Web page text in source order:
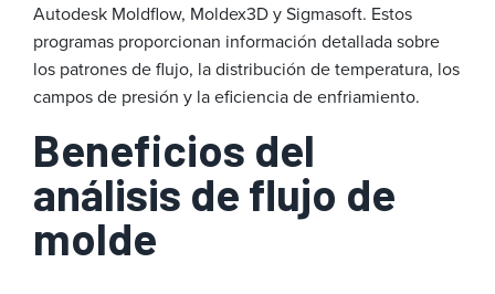
Autodesk Moldflow, Moldex3D y Sigmasoft. Estos
programas proporcionan información detallada sobre
los patrones de flujo, la distribución de temperatura, los
campos de presión y la eficiencia de enfriamiento.
Beneficios del
análisis de flujo de
molde